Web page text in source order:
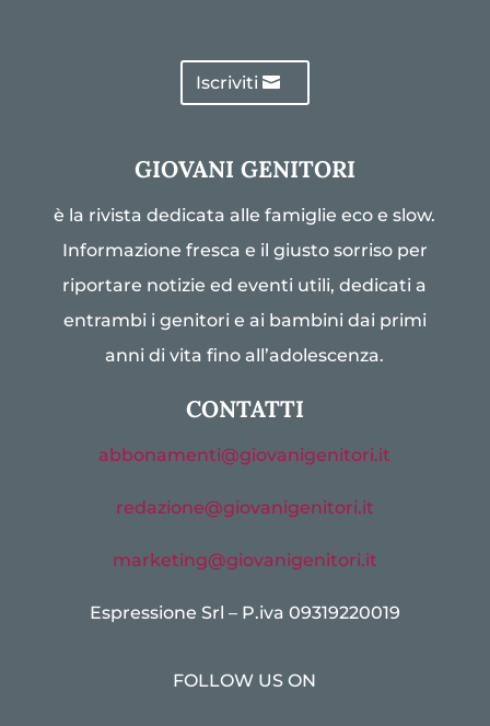
Iscriviti
GIOVANI GENITORI
è la rivista dedicata alle famiglie eco e slow.
Informazione fresca e il giusto sorriso per
riportare notizie ed eventi utili, dedicati a
entrambi i genitori e ai bambini dai primi
anni di vita fino all’adolescenza.
CONTATTI
abbonamenti@giovanigenitori.it
redazione@giovanigenitori.it
marketing@giovanigenitori.it
Espressione Srl – P.iva 09319220019
FOLLOW US ON